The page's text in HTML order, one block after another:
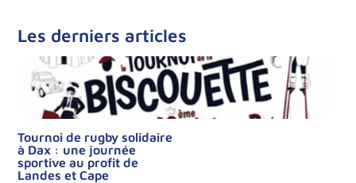
Les derniers articles
Tournoi de rugby solidaire
à Dax : une journée
sportive au profit de
Landes et Cape